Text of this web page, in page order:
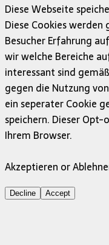
Diese Webseite
Diese Cookies
Besucher Erfahrung
wir welche Bereiche
interessant sind
gegen die Nutzung
ein seperater Cookie
speichern. Dieser
Ihrem Browser.
Akzeptieren or
Decline Accept